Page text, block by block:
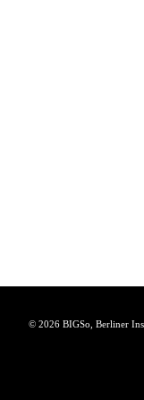
© 2026 BIGSo, Berliner